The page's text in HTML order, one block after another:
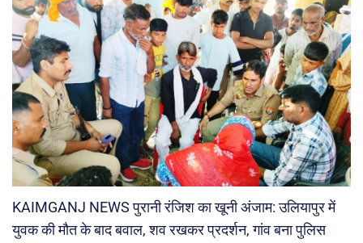
KAIMGANJ NEWS पुरानी रंजिश का खूनी अंजाम: उलियापुर में
युवक की मौत के बाद बवाल, शव रखकर प्रदर्शन, गांव बना पुलिस